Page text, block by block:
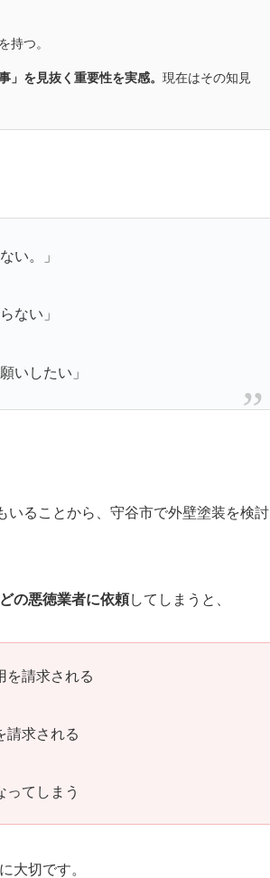
持つ。
を見抜く重要性を実感。 現在はその知見
い。」
ない」
いしたい」
いることから、守谷市で外壁塗装を検討
の悪徳業者に依頼してしまうと、
を請求される
請求される
ってしまう
大切です。